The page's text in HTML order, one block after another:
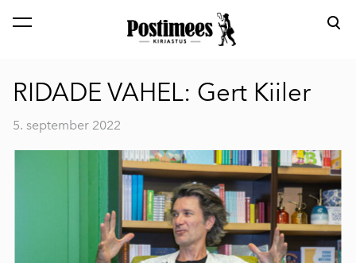
lisati ostukorvi. Vaata ostukorvi
RIDADE VAHEL: Gert Kiiler
5. september 2022